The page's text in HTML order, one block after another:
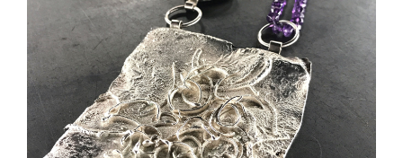
COLLAR HILO DE PLATA